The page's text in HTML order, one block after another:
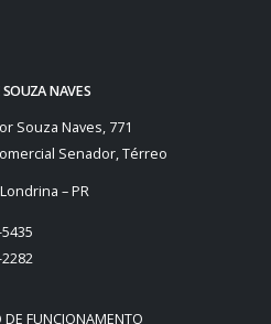
NAVES
Souza Naves, 771
Senador, Térreo
– PR
DE FUNCIONAMENTO